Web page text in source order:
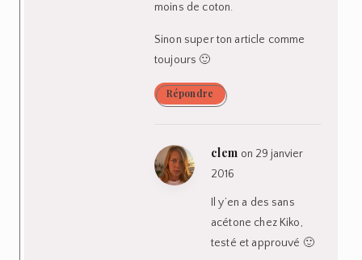
moins de coton.
Sinon super ton article comme
toujours 🙂
Répondre
clem on 29 janvier
2016
Il y’en a des sans
acétone chez Kiko,
testé et approuvé 🙂